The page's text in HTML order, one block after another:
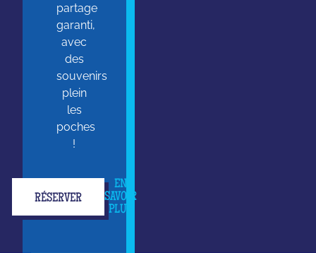
partage
garanti,
avec
des
souvenirs
plein
les
poches
!
RÉSERVER
EN
SAVOIR
PLUS